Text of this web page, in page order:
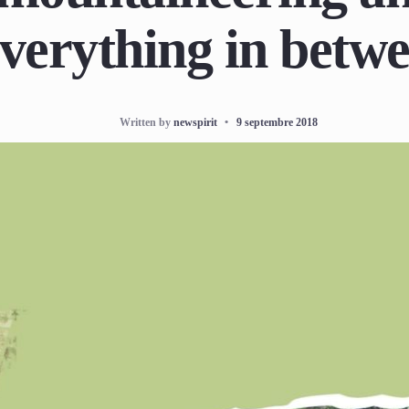
in
Written by newspirit • 9 septembre 2018